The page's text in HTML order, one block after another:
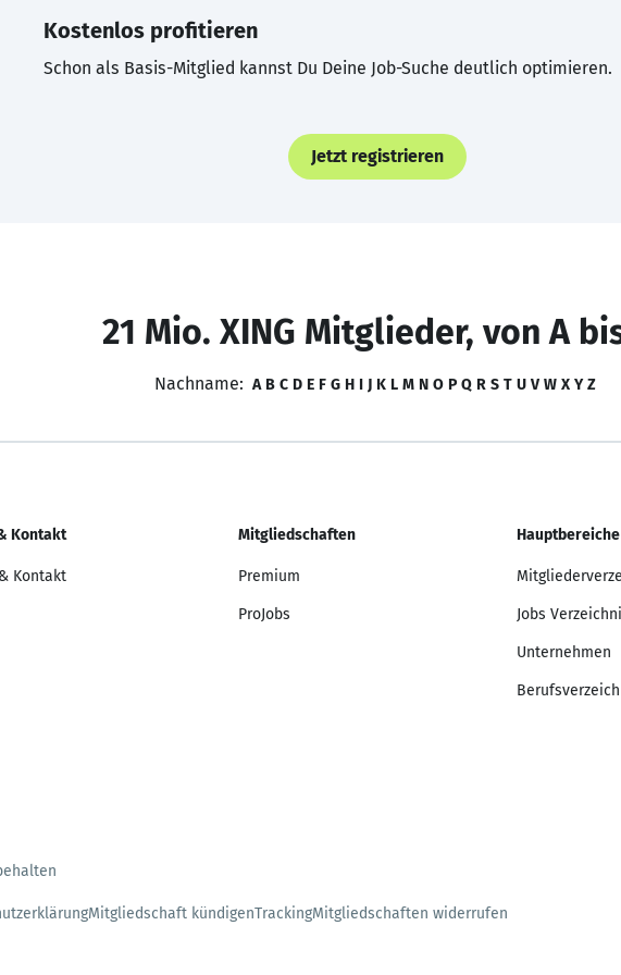
Kostenlos profitieren
Schon als Basis-Mitglied kannst Du Deine Job-Suche deutlich optimieren.
Jetzt registrieren
21 Mio. XING Mitglieder, von A
Nachname: A B C D E F G H I J K L M N O P Q R S T U V W X Y Z
Kontakt
Kontakt
Mitgliedschaften
Premium
ProJobs
Hauptbereiche
Jobs
Unternehmen
Mitgliedschaft kündigenTrackingMitgliedschaften widerrufen